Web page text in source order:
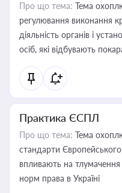
Про що тема: Тема
регулювання виконання
діяльність органів і
осіб, які відбувають
Практика ЄСПЛ
Про що тема: Тема
стандарти
впливають на
норм права в Україні